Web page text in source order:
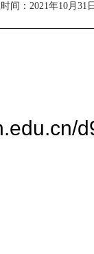
间： 2021年10月 31